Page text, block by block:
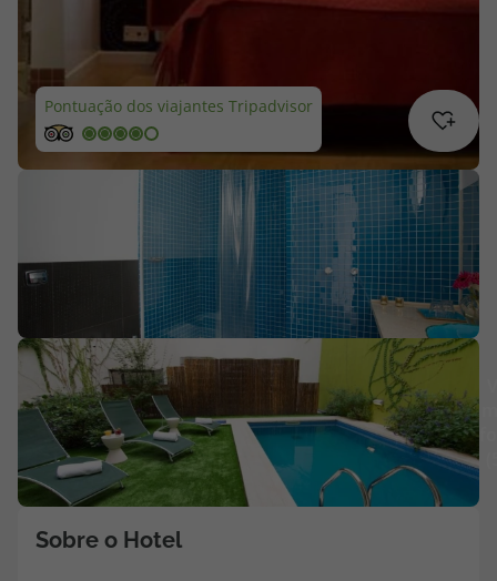
Cheque Viagem
Rede de Lojas
Blog TopViagens
Área de Cliente
Agências
Contactos
Apoio ao cliente em Portugal
218 925 471
Pontuação dos viajantes Tripadvisor
Sobre o Hotel